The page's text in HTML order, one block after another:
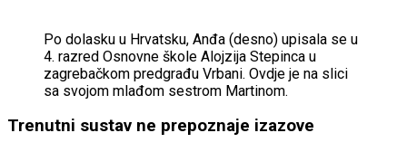
Po dolasku u Hrvatsku, Anđa (desno) upisala se u
4. razred Osnovne škole Alojzija Stepinca u
zagrebačkom predgrađu Vrbani. Ovdje je na slici
sa svojom mlađom sestrom Martinom.
Trenutni sustav ne prepoznaje izazove